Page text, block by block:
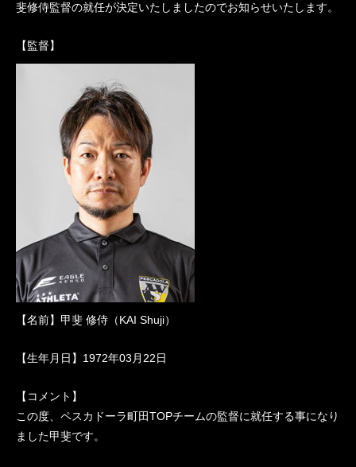
斐修侍監督の就任が決定いたしましたのでお知らせいたします。
【監督】
【名前】甲斐 修侍（KAI Shuji）
【生年月日】1972年03月22日
【コメント】
この度、ペスカドーラ町田TOPチームの監督に就任する事になり
ました甲斐です。